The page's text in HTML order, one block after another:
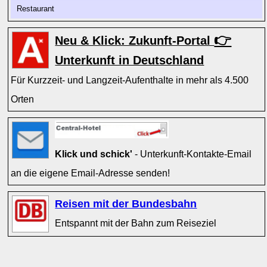
Restaurant
Neu & Klick: Zukunft-Portal 👉
Unterkunft in Deutschland
Für Kurzzeit- und Langzeit-Aufenthalte in mehr als 4.500
Orten
Klick und schick' - Unterkunft-Kontakte-Email
an die eigene Email-Adresse senden!
Reisen mit der Bundesbahn
Entspannt mit der Bahn zum Reiseziel